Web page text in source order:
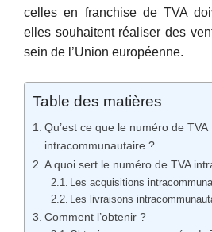
celles en franchise de TVA
elles souhaitent réaliser des
sein de l’Union européenne.
Table des matières
Qu’est ce que le numéro de TVA
intracommunautaire ?
A quoi sert le numéro de TVA
Les acquisitions
Les livraisons
Comment l’obtenir ?